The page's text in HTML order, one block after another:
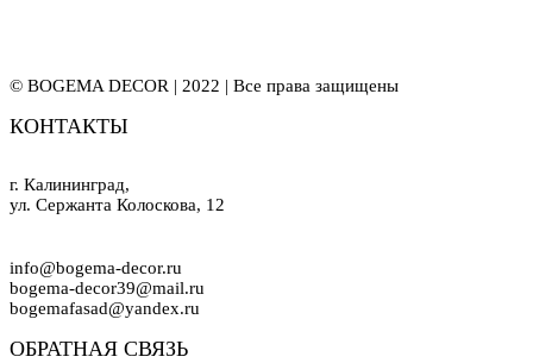
© BOGEMA DECOR | 2022 | Все права защищены
КОНТАКТЫ
г. Калининград,
ул. Сержанта Колоскова, 12
info@bogema-decor.ru
bogema-decor39@mail.ru
bogemafasad@yandex.ru
ОБРАТНАЯ СВЯЗЬ